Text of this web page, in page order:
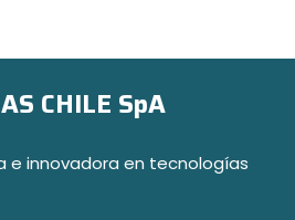
CHILE SpA
e innovadora en tecnologías